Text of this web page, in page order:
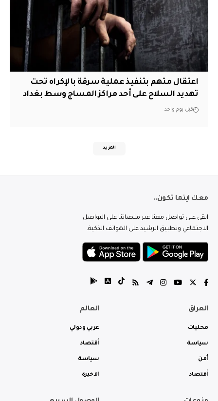
اعتقال متهم بتنفيذ عملية سرقة بالإكراه تحت
تهديد السلاح على أحد مراكز المساج وسط بغداد
قبل يوم واحد
المزيد
معك اينما تكون..
ابقى على تواصل معنا عبر منصاتنا على التواصل
الاجتماعي وتطبيق الرشيد على الهواتف الذكية.
العراق
محليات
سياسة
أمن
أقتصاد
العالم
عربي ودولي
أقتصاد
سياسة
الاخيرة